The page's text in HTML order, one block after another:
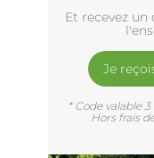
Et recevez
Je
* Code valable
Hors frais